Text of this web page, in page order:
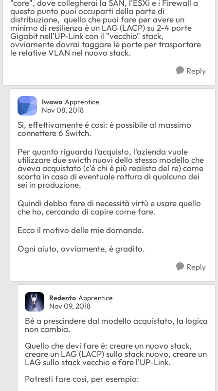
"core", dove collegherai la SAN, l'ESXi e i Firewall a
questo punto puoi occuparti della parte di
distribuzione, quello che puoi fare per avere un
minimo di resilienza è un LAG (LACP) su 2-4 porte
Gigabit nell'UP-Link con il "vecchio" stack,
ovviamente dovrai taggare le porte per trasportare
le relative VLAN nel nuovo stack.
Reply
Iwawa Apprentice
Nov 08, 2018
Si, effettivamente é così: é possibile al massimo
connettere 6 Switch.
Per quanto riguarda l'acquisto, l'azienda vuole
utilizzare due swicth nuovi dello stesso modello che
aveva acquistato (c'é chi é più realista del re) come
scorta in caso di eventuale rottura di qualcuno dei
sei in produzione.
Quindi debbo fare di necessità virtù e usare quello
che ho, cercando di capire come fare.
Ecco il motivo delle mie domande.
Ogni aiuto, ovviamente, é gradito.
Reply
Redento Apprentice
Nov 09, 2018
Bè a prescindere dal modello acquistato, la logica
non cambia.
Quello che devi fare è: creare un nuovo stack,
creare un LAG (LACP) sullo stack nuovo, creare un
LAG sullo stack vecchio e fare l'UP-Link.
Potresti fare così, per esempio: